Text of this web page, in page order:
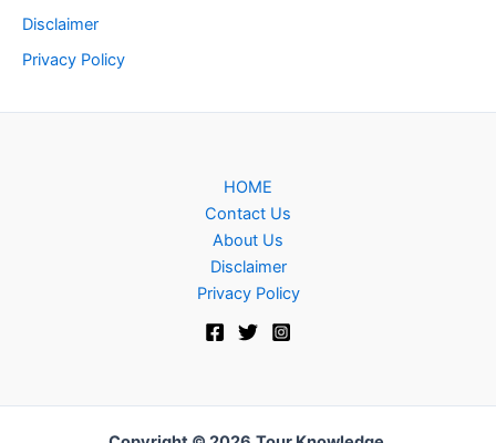
Disclaimer
Privacy Policy
HOME
Contact Us
About Us
Disclaimer
Privacy Policy